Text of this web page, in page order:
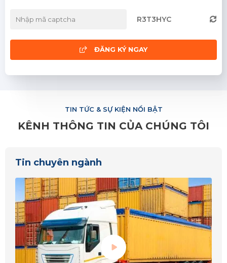
Quảng Trị
Thanh Hóa
Huế
Đắk Lắk
R3T3HYC
ĐĂNG KÝ NGAY
TIN TỨC & SỰ KIỆN NỔI BẬT
KÊNH THÔNG TIN CỦA CHÚNG TÔI
Tin chuyên ngành